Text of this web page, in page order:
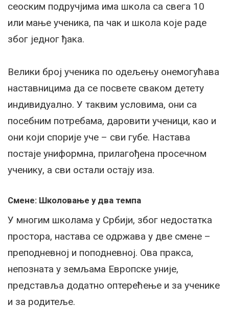
сеоским подручјима има школа са свега 10
или мање ученика, па чак и школа које раде
због једног ђака.
Велики број ученика по одељењу онемогућава
наставницима да се посвете сваком детету
индивидуално. У таквим условима, они са
посебним потребама, даровити ученици, као и
они који спорије уче – сви губе. Настава
постаје униформна, прилагођена просечном
ученику, а сви остали остају иза.
Смене: Школовање у два темпа
У многим школама у Србији, због недостатка
простора, настава се одржава у две смене –
преподневној и поподневној. Ова пракса,
непозната у земљама Европске уније,
представља додатно оптерећење и за ученике
и за родитеље.